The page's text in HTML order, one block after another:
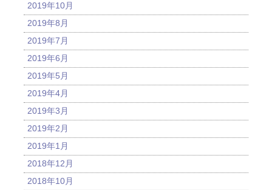
2019年10月
2019年8月
2019年7月
2019年6月
2019年5月
2019年4月
2019年3月
2019年2月
2019年1月
2018年12月
2018年10月